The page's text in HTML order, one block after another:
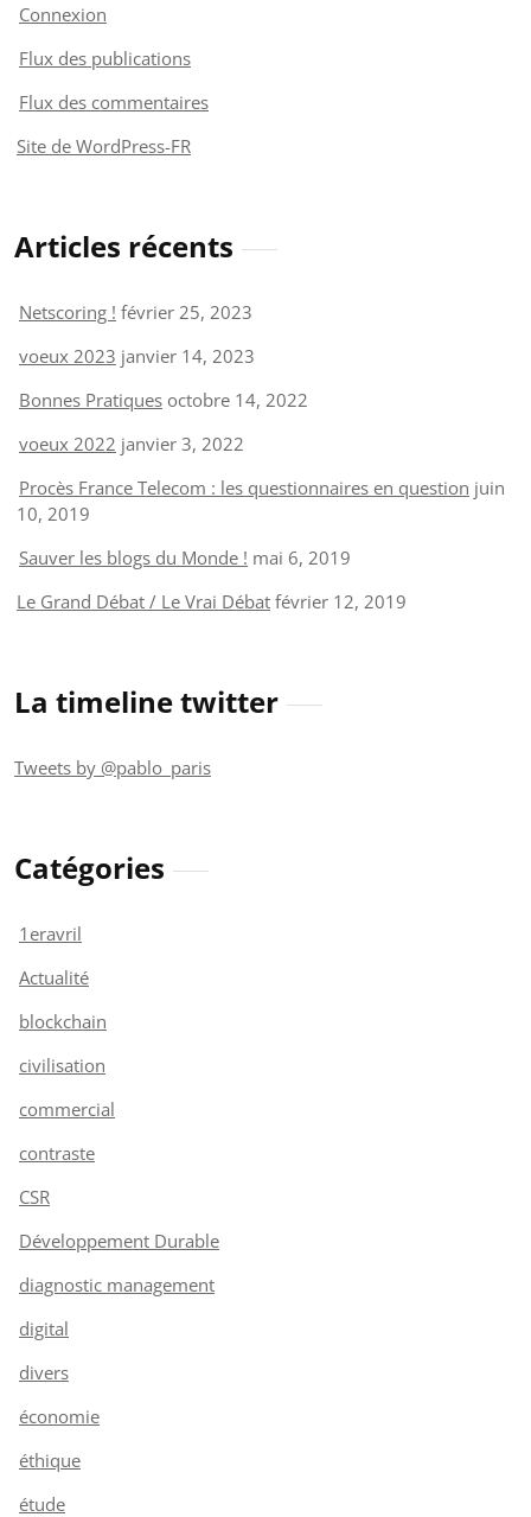
Connexion
Flux des publications
Flux des commentaires
Site de WordPress-FR
Articles récents
Netscoring ! février 25, 2023
voeux 2023 janvier 14, 2023
Bonnes Pratiques octobre 14, 2022
voeux 2022 janvier 3, 2022
Procès France Telecom : les questionnaires en question juin
10, 2019
Sauver les blogs du Monde ! mai 6, 2019
Le Grand Débat / Le Vrai Débat février 12, 2019
La timeline twitter
Tweets by @pablo_paris
Catégories
1eravril
Actualité
blockchain
civilisation
commercial
contraste
CSR
Développement Durable
diagnostic management
digital
divers
économie
éthique
étude